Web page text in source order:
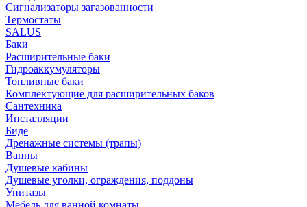
Сигнализаторы загазованности
Термостаты
SALUS
Баки
Расширительные баки
Гидроаккумуляторы
Топливные баки
Комплектующие для расширительных баков
Сантехника
Инсталляции
Биде
Дренажные системы (трапы)
Ванны
Душевые кабины
Душевые уголки, ограждения, поддоны
Унитазы
Мебель для ванной комнаты